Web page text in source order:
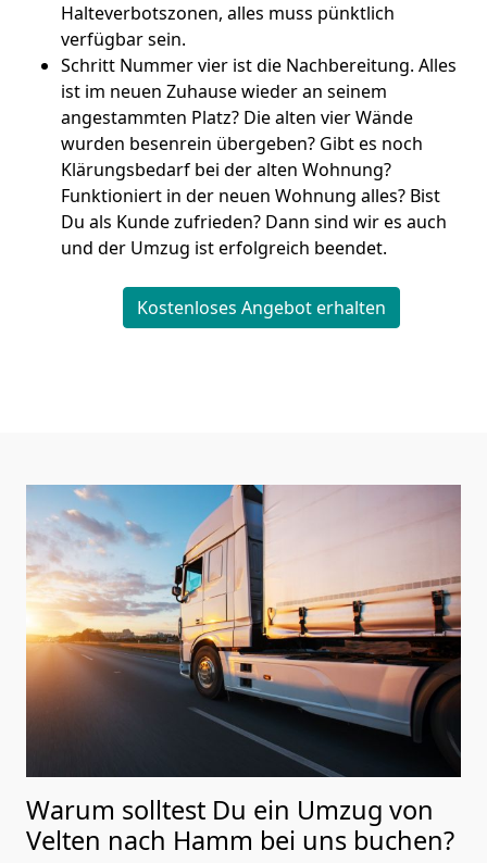
Halteverbotszonen, alles muss pünktlich
verfügbar sein.
Schritt Nummer vier ist die Nachbereitung. Alles
ist im neuen Zuhause wieder an seinem
angestammten Platz? Die alten vier Wände
wurden besenrein übergeben? Gibt es noch
Klärungsbedarf bei der alten Wohnung?
Funktioniert in der neuen Wohnung alles? Bist
Du als Kunde zufrieden? Dann sind wir es auch
und der Umzug ist erfolgreich beendet.
Kostenloses Angebot erhalten
Warum solltest Du ein Umzug von
Velten nach Hamm bei uns buchen?